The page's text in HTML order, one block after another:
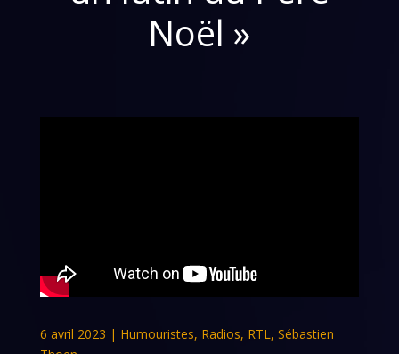
Noël »
6 avril 2023 | Humouristes, Radios, RTL , Sébastien